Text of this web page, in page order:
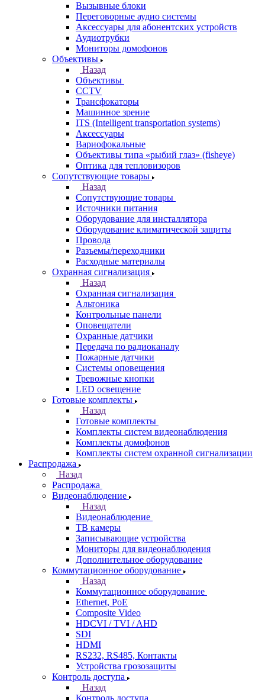
Вызывные блоки
Переговорные аудио системы
Аксессуары для абонентских устройств
Аудиотрубки
Мониторы домофонов
Объективы
Назад
Объективы
CCTV
Трансфокаторы
Машинное зрение
ITS (Intelligent transportation systems)
Аксессуары
Вариофокальные
Объективы типа «рыбий глаз» (fisheye)
Оптика для тепловизоров
Сопутствующие товары
Назад
Сопутствующие товары
Источники питания
Оборудование для инсталлятора
Оборудование климатической защиты
Провода
Разъемы/переходники
Расходные материалы
Охранная сигнализация
Назад
Охранная сигнализация
Альтоника
Контрольные панели
Оповещатели
Охранные датчики
Передача по радиоканалу
Пожарные датчики
Системы оповещения
Тревожные кнопки
LED освещение
Готовые комплекты
Назад
Готовые комплекты
Комплекты систем видеонаблюдения
Комплекты домофонов
Комплекты систем охранной сигнализации
Распродажа
Назад
Распродажа
Видеонаблюдение
Назад
Видеонаблюдение
ТВ камеры
Записывающие устройства
Мониторы для видеонаблюдения
Дополнительное оборудование
Коммутационное оборудование
Назад
Коммутационное оборудование
Ethernet, PoE
Composite Video
HDCVI / TVI / AHD
SDI
HDMI
RS232, RS485, Контакты
Устройства грозозащиты
Контроль доступа
Назад
Контроль доступа